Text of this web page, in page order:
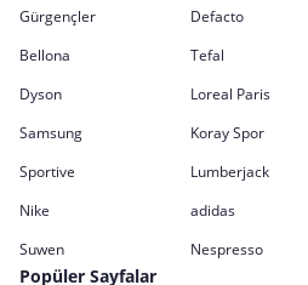
Gürgençler
Defacto
Bellona
Tefal
Dyson
Loreal Paris
Samsung
Koray Spor
Sportive
Lumberjack
Nike
adidas
Suwen
Nespresso
Popüler Sayfalar